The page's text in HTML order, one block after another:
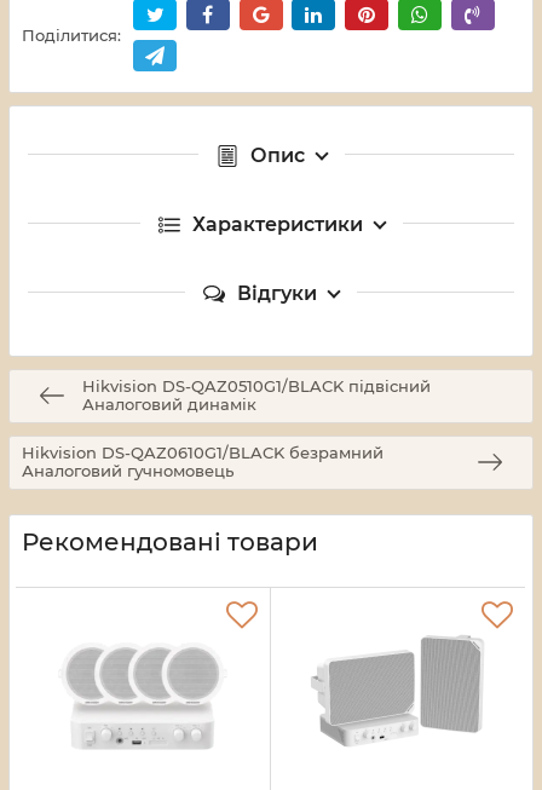
Поділитися:
Опис
Характеристики
Відгуки
Hikvision DS-QAZ0510G1/BLACK підвісний
Аналоговий динамік
Hikvision DS-QAZ0610G1/BLACK безрамний
Аналоговий гучномовець
Рекомендовані товари